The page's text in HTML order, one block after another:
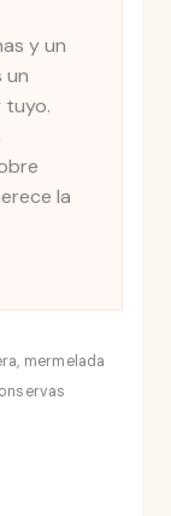
y un
un
tuyo.
la
mermelada